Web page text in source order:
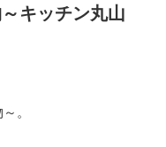
キッチン丸山
。